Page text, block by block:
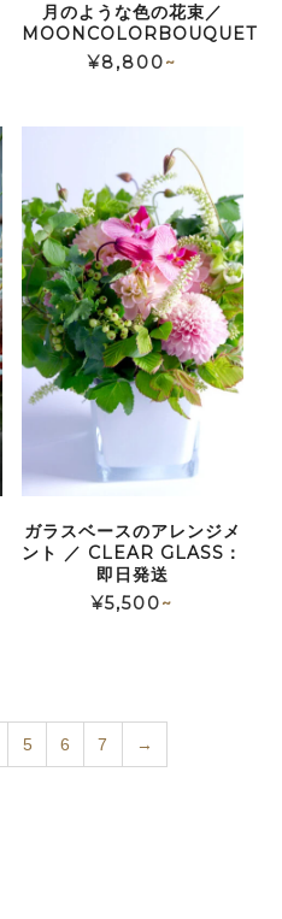
月のような色の花束／
MOONCOLORBOUQUET
¥8,800~
ガラスベースのアレンジメ
ント ／ CLEAR GLASS：
即日発送
¥5,500~
5 6 7 →